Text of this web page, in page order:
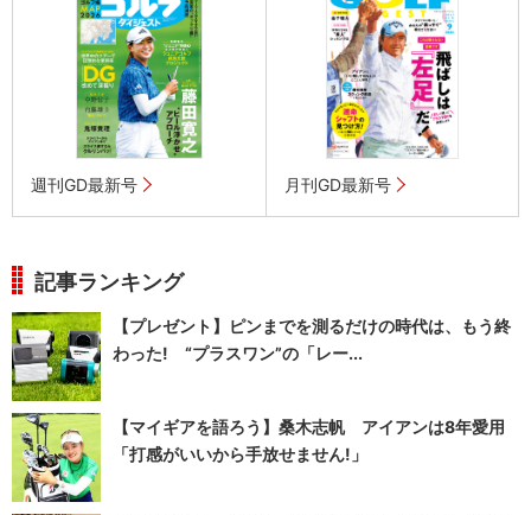
週刊GD最新号 月刊GD最新号
記事ランキング
【プレゼント】ピンまでを測るだけの時代は、もう終
わった! “プラスワン”の「レー...
【マイギアを語ろう】桑木志帆 アイアンは8年愛用
「打感がいいから手放せません!」